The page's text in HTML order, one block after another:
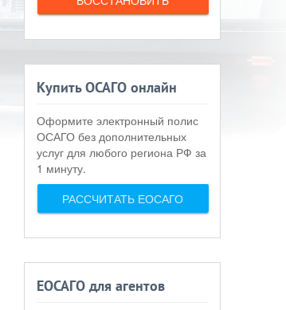
Купить ОСАГО онлайн
Оформите электронный полис
ОСАГО без дополнительных
услуг для любого региона РФ за
1 минуту.
РАССЧИТАТЬ ЕОСАГО
ЕОСАГО для агентов